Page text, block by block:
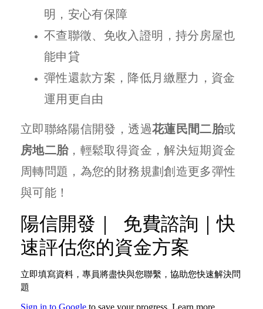
明，安心有保障
不查聯徵、免收入證明，持分房屋也
能申貸
彈性還款方案，降低月繳壓力，資金
運用更自由
立即聯絡陽信開發，透過花蓮民間二胎或
房地二胎，輕鬆取得資金，解決短期資金
周轉問題，為您的財務規劃創造更多彈性
與可能！